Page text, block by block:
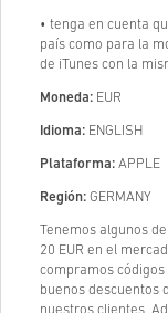
• tenga en cuenta
país como para la
de iTunes con la
Moneda: EUR
Idioma: ENGLISH
Plataforma: APPLE
Región: GERMANY
Tenemos algunos
20 EUR en el
compramos
buenos descuentos
nuestros clientes.